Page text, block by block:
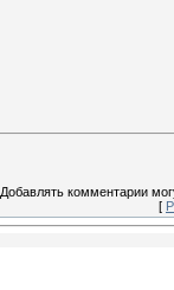
Добавлять комментарии
[